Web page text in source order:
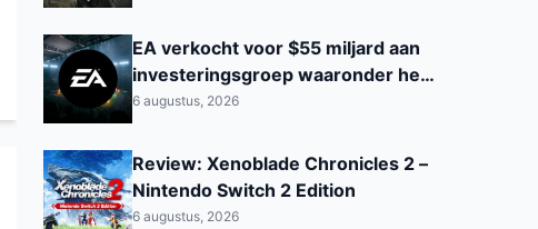
EA verkocht voor $55 miljard aan
investeringsgroep waaronder het
Saoedi‑Arabisch PIF
6 augustus, 2026
Review: Xenoblade Chronicles 2 –
Nintendo Switch 2 Edition
6 augustus, 2026